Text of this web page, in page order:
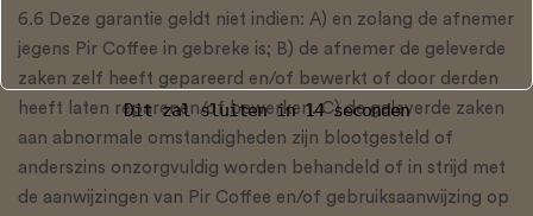
6.6 Deze garantie geldt niet indien: A) en zolang de afnemer
jegens Pir Coffee in gebreke is; B) de afnemer de geleverde
zaken zelf heeft gepareerd en/of bewerkt of door derden
heeft laten reparenen/of bewerken. C) de geleverde zaken
aan abnormale omstandigheden zijn blootgesteld of
anderszins onzorgvuldig worden behandeld of in strijd met
de aanwijzingen van Pir Coffee en/of gebruiksaanwijzing op
Dit zal sluiten in13seconden